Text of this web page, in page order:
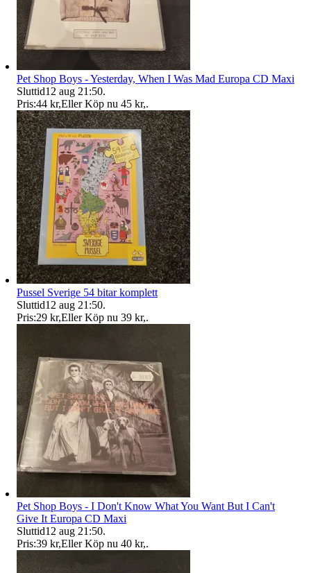
Pet Shop Boys - Yesterday, When I Was Mad Europa CD Maxi
Sluttid12 aug 21:50.
Pris:44 kr,Eller Köp nu 45 kr,.
Pussel Sverige 54 bitar komplett
Sluttid12 aug 21:50.
Pris:29 kr,Eller Köp nu 39 kr,.
Pet Shop Boys - I Don't Know What You Want But I Can't
Give It Europa CD Maxi
Sluttid12 aug 21:50.
Pris:39 kr,Eller Köp nu 40 kr,.